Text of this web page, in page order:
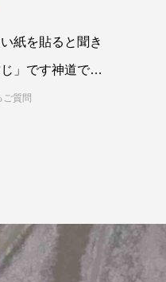
紙を貼ると聞き
」です神道で
、忌中の間は神
ご質問